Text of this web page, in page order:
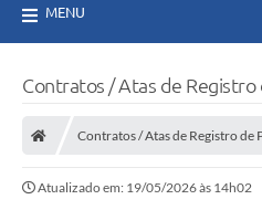
MENU
Contratos / Atas de Registro
Contratos / Atas de Registro de
Atualizado em: 19/05/2026 às 14h02